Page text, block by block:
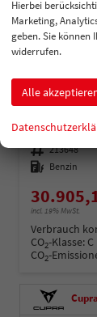
Toyota
GR Sport
Fahrzeugnummer 213648
Kraftstoff Benzin
incl. 19% MwSt.
Verbrauch
CO2-Klasse: C
CO2-
Cupra
Hierbei
Marketing,
geben. Sie
widerrufen.
Alle